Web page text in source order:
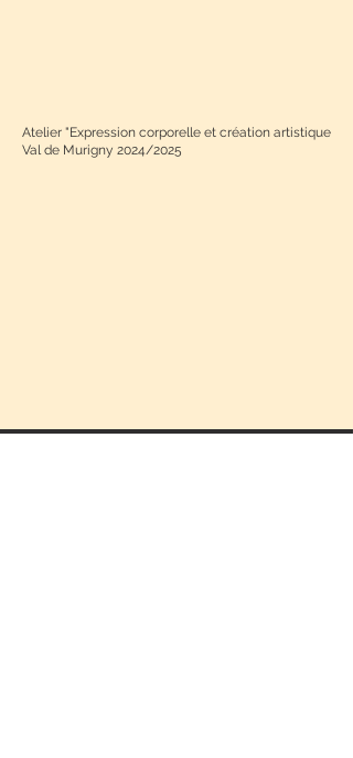
Atelier "Expression corporelle et création artistique
Val de Murigny 2024/2025